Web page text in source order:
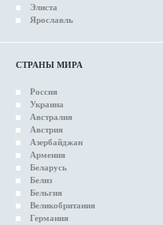
Элиста
Ярославль
СТРАНЫ МИРА
Россия
Украина
Австралия
Австрия
Азербайджан
Армения
Беларусь
Белиз
Бельгия
Великобритания
Германия